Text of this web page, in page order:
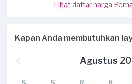
Lihat daftar harga
Kapan Anda membutuhkan
Agustus
S S R K